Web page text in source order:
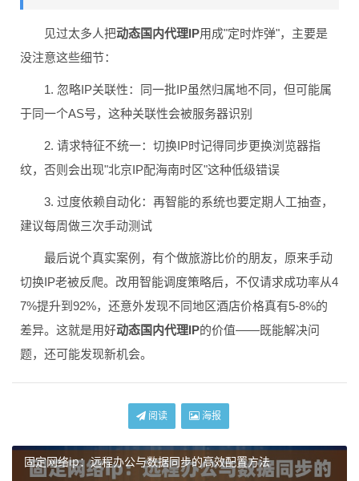
见过太多人把动态国内代理IP用成"定时炸弹"，主要是
没注意这些细节：
1. 忽略IP关联性：同一批IP虽然归属地不同，但可能属
于同一个AS号，这种关联性会被服务器识别
2. 请求特征不统一：切换IP时记得同步更换浏览器指
纹，否则会出现"北京IP配海南时区"这种低级错误
3. 过度依赖自动化：再智能的系统也要定期人工抽查，
建议每周做三次手动测试
最后说个真实案例，有个做旅游比价的朋友，原来手动
切换IP老被反爬。改用智能调度策略后，不仅请求成功率从4
7%提升到92%，还意外发现不同地区酒店价格真有5-8%的
差异。这就是用好动态国内代理IP的价值——既能解决问
题，还可能发现新机会。
阅读 海报
固定网络ip：远程办公与数据同步的高效配置方法